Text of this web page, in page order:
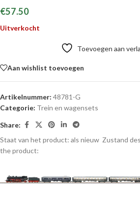
€57.50
Uitverkocht
Toevoegen aan
Aan wishlist toevoegen
Artikelnummer: 48781-G
Categorie: Trein en wagensets
Share:
Staat van het product: als nieuw Zustand
the product: